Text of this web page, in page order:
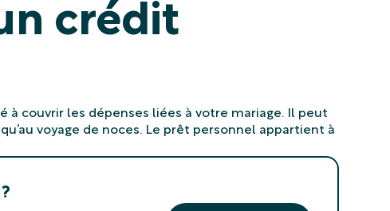
crédit
couvrir les dépenses liées à votre mariage. Il peut
voyage de noces. Le prêt personnel appartient à